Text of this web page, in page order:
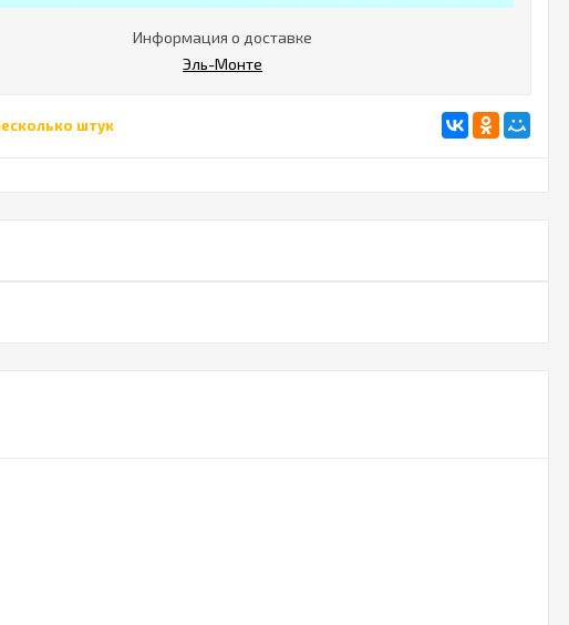
Информация о доставке
Эль-Монте
штук